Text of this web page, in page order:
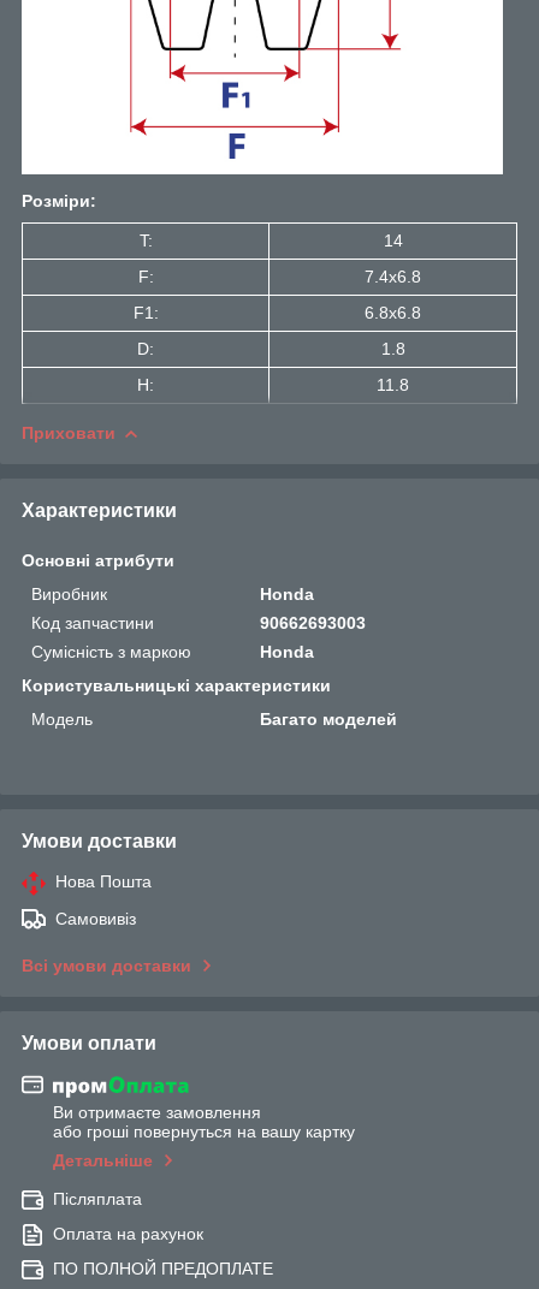
Розміри:
T:
14
F:
7.4x6.8
F1:
6.8x6.8
D:
1.8
H:
11.8
Приховати
Характеристики
Основні атрибути
Виробник
Honda
Код запчастини
90662693003
Сумісність з маркою
Honda
Користувальницькі характеристики
Мoдель
Багато моделей
Умови доставки
Нова Пошта
Самовивіз
Всі умови доставки
Умови оплати
Ви отримаєте замовлення
або гроші повернуться на вашу картку
Детальніше
Післяплата
Оплата на рахунок
ПО ПОЛНОЙ ПРЕДОПЛАТЕ